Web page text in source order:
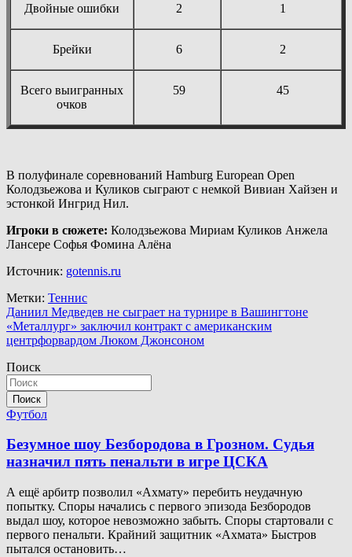
Двойные ошибки 2 1
Брейки 6 2
Всего выигранных
очков
59 45
В полуфинале соревнований Hamburg European Open
Колодзьежова и Куликов сыграют с немкой Вивиан Хайзен и
эстонкой Ингрид Нил.
Игроки в сюжете: Колодзьежова Мириам Куликов Анжела
Лансере Софья Фомина Алёна
Источник: gotennis.ru
Метки: Теннис
Навигация
по
Даниил Медведев не сыграет на турнире в Вашингтоне
«Металлург» заключил контракт с американским
центрфорвардом Люком Джонсоном
Поиск
Поиск
Футбол
Безумное шоу Безбородова в Грозном. Судья
назначил пять пенальти в игре ЦСКА
А ещё арбитр позволил «Ахмату» перебить неудачную
попытку. Споры начались с первого эпизода Безбородов
выдал шоу, которое невозможно забыть. Споры стартовали с
первого пенальти. Крайний защитник «Ахмата» Быстров
пытался остановить…